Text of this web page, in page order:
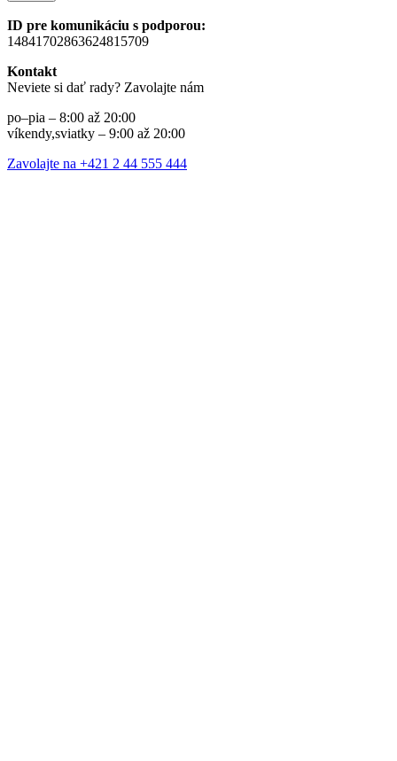
ID pre komunikáciu s podporou:
14841702863624815709
Kontakt
Neviete si dať rady? Zavolajte nám
po–pia – 8:00 až 20:00
víkendy,sviatky – 9:00 až 20:00
Zavolajte na +421 2 44 555 444